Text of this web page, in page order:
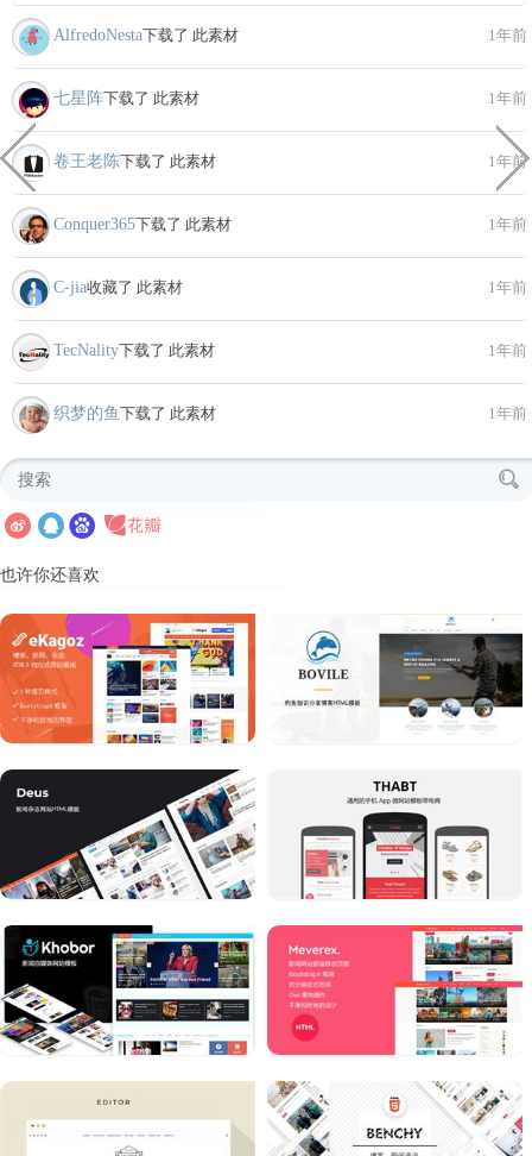
AlfredoNesta下载了 此素材 1年前
七星阵下载了 此素材 1年前
卷王老陈下载了 此素材 1年前
Conquer365下载了 此素材 1年前
C-jia收藏了 此素材 1年前
TecNality下载了 此素材 1年前
织梦的鱼下载了 此素材 1年前
也许你还喜欢